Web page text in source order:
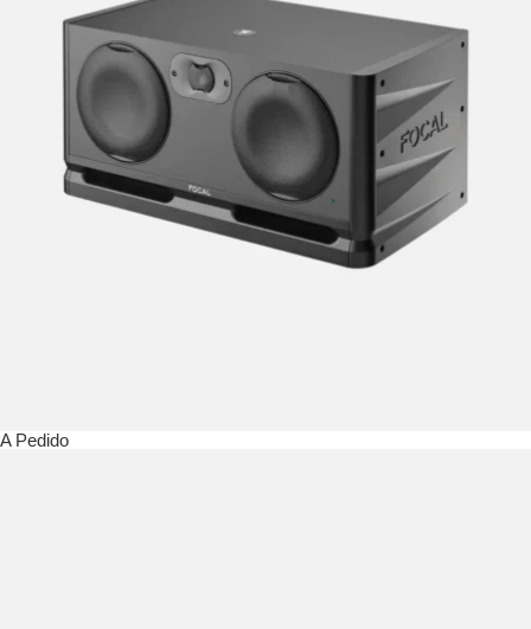
A Pedido